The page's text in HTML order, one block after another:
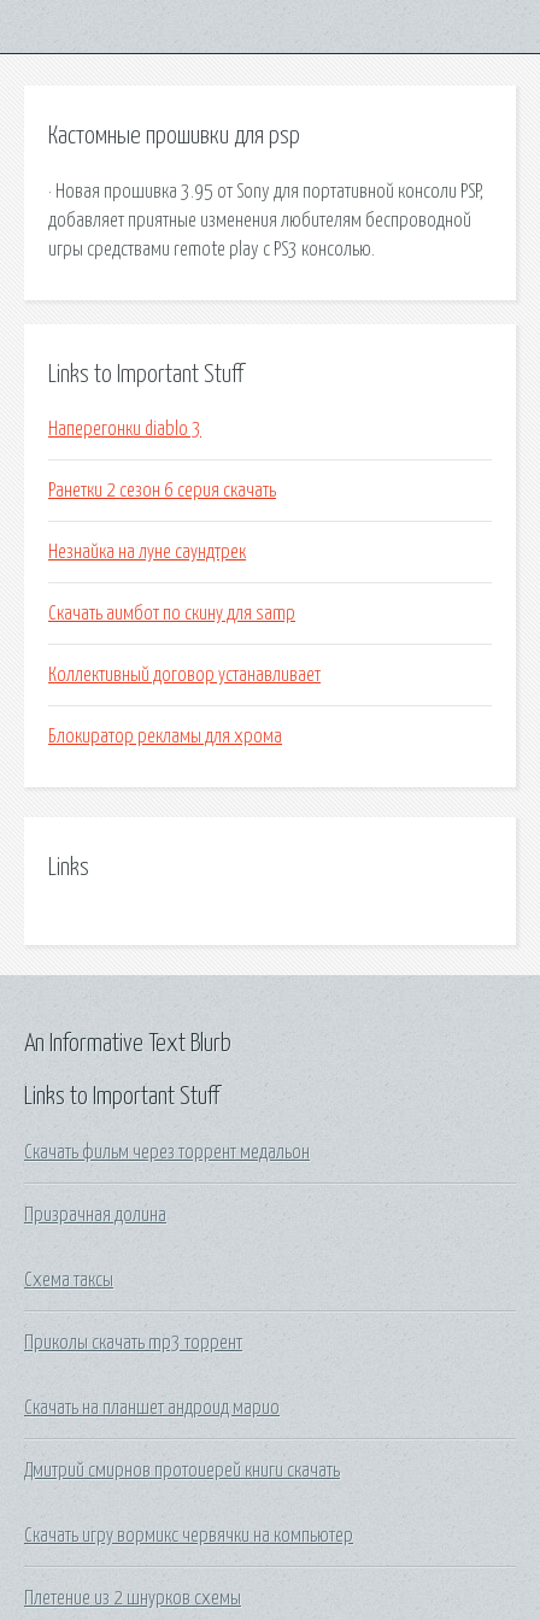
Кастомные прошивки для psp
· Новая прошивка 3.95 от Sony для портативной консоли PSP,
добавляет приятные изменения любителям беспроводной
игры средствами remote play с PS3 консолью.
Links to Important Stuff
Наперегонки diablo 3
Ранетки 2 сезон 6 серия скачать
Незнайка на луне саундтрек
Скачать аимбот по скину для samp
Коллективный договор устанавливает
Блокиратор рекламы для хрома
Links
Links to Important Stuff
Скачать фильм через торрент медальон
Призрачная долина
Схема таксы
Приколы скачать mp3 торрент
Скачать на планшет андроид марио
Дмитрий смирнов протоиерей книги скачать
Скачать игру вормикс червячки на компьютер
Плетение из 2 шнурков схемы
An Informative Text Blurb